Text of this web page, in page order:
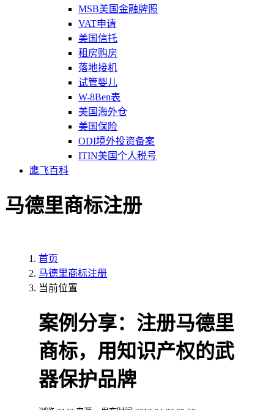
MSB美国金融牌照
VAT申请
美国信托
租房购房
落地接机
试管婴儿
W-8Ben表
美国海外仓
美国保险
ODI境外投资备案
ITIN美国个人税号
鹰飞百科
马德里商标注册
首页
马德里商标注册
当前位置
案例分享：注册马德里
商标，用知识产权的武
器保护品牌